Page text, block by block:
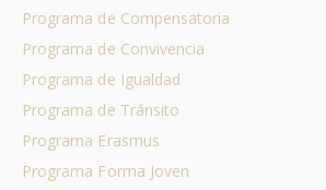
Programa de Compensatoria
Programa de Convivencia
Programa de Igualdad
Programa de Tránsito
Programa Erasmus
Programa Forma Joven